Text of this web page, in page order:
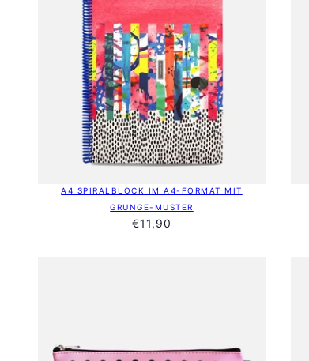
A4 SPIRALBLOCK IM A4-FORMAT MIT
GRUNGE-MUSTER
€11,90